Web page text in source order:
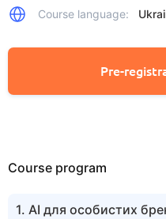
Course language:
Pre-
Course program
1. AI для особистих